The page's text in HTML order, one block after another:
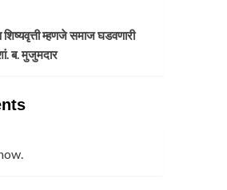
शिष्यवृत्ती म्हणजे समाज घडवणारी
ब. मुजुमदार